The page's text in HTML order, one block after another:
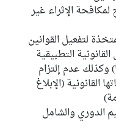
الإثراء غير
لتفعيل القوانين
التطبيقية
وكذلك عدم إلتزام
القانونية (الإبلاغ
الدوري والشامل